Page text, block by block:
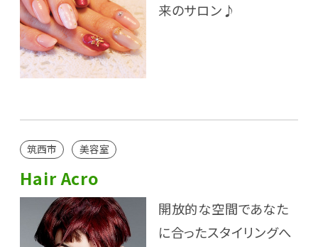
来のサロン♪
筑西市 美容室
Hair Acro
開放的な空間であなた
に合ったスタイリングへ